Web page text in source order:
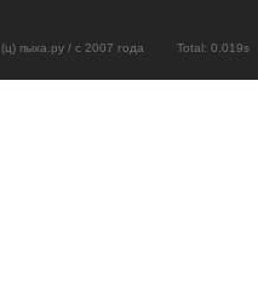
(ц) пыха.ру / с 2007 года Total: